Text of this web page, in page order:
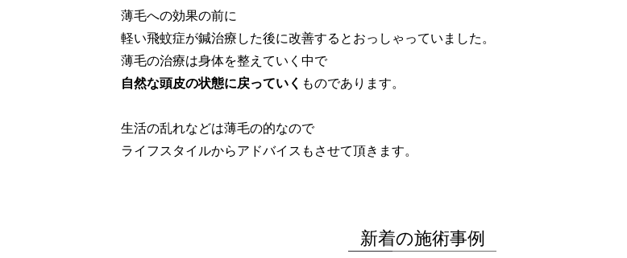
薄毛への効果の前に
軽い飛蚊症が鍼治療した後に改善するとおっしゃっていました。
薄毛の治療は身体を整えていく中で
自然な頭皮の状態に戻っていく ものであります。
生活の乱れなどは薄毛の的なので
ライフスタイルからアドバイスもさせて頂きます。
新着の施術事例